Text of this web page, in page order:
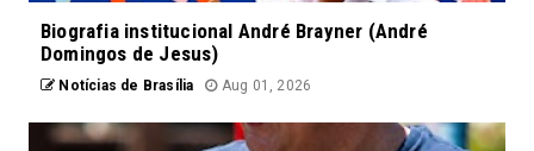
Biografia institucional André Brayner (André
Domingos de Jesus)
Notícias de Brasília Aug 01, 2026